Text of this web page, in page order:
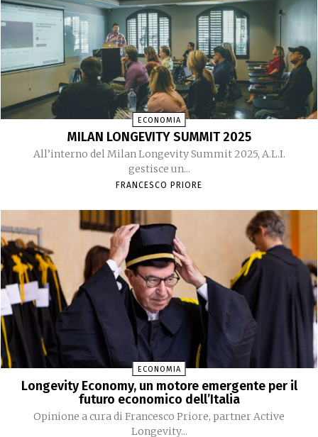
ECONOMIA
MILAN LONGEVITY SUMMIT 2025
All’interno del Milan Longevity Summit 2025, A.L.I.
gestisce un...
FRANCESCO PRIORE
ECONOMIA
Longevity Economy, un motore emergente per il
futuro economico dell’Italia
Opinione a cura di Francesco Priore, partner Active
Longevity...